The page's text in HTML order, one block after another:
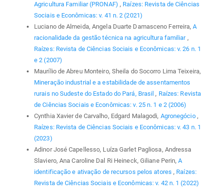
Agricultura Familiar (PRONAF), Raízes: Revista de Ciências
Sociais e Econômicas: v. 41 n. 2 (2021)
Luciano de Almeida, Angela Duarte Damasceno Ferreira,A
racionalidade da gestão técnica na agricultura familiar ,
Raízes: Revista de Ciências Sociais e Econômicas: v. 26 n. 1
e 2 (2007)
Maurílio de Abreu Monteiro, Sheila do Socorro Lima Teixeira,
Mineração industrial e a estabilidade de assentamentos
rurais no Sudeste do Estado do Pará, Brasil, Raízes: Revista
de Ciências Sociais e Econômicas: v. 25 n. 1 e 2 (2006)
Cynthia Xavier de Carvalho, Edgard Malagodi, Agronegócio ,
Raízes: Revista de Ciências Sociais e Econômicas: v. 43 n. 1
(2023)
Adinor José Capellesso, Luíza Garlet Pagliosa, Andressa
Slaviero, Ana Caroline Dal Ri Heineck, Giliane Perin,A
identificação e ativação de recursos pelos atores, Raízes:
Revista de Ciências Sociais e Econômicas: v. 42 n. 1 (2022)